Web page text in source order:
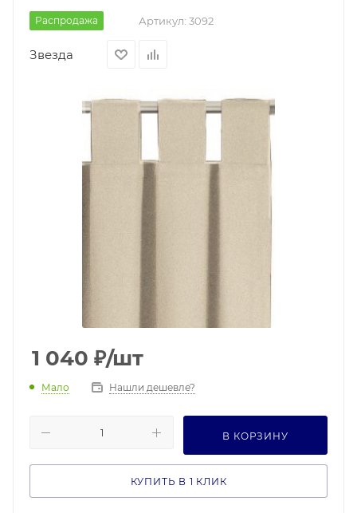
Распродажа Артикул: 3092
Звезда
1 040 ₽/шт
Мало Нашли дешевле?
В КОРЗИНУ
КУПИТЬ В 1 КЛИК